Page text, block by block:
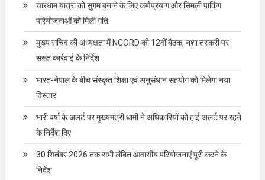
चारधाम यात्रा को सुगम बनाने के लिए कर्णप्रयाग और सिमली पार्किंग
परियोजनाओं को मिली गति
मुख्य सचिव की अध्यक्षता में NCORD की 12वीं बैठक, नशा तस्करी पर
सख्त कार्रवाई के निर्देश
भारत-नेपाल के बीच संस्कृत शिक्षा एवं अनुसंधान सहयोग को मिलेगा नया
विस्तार
भारी वर्षा के अलर्ट पर मुख्यमंत्री धामी ने अधिकारियों को हाई अलर्ट पर रहने
के निर्देश दिए
30 सितंबर 2026 तक सभी लंबित आवासीय परियोजनाएं पूरी करने के
निर्देश